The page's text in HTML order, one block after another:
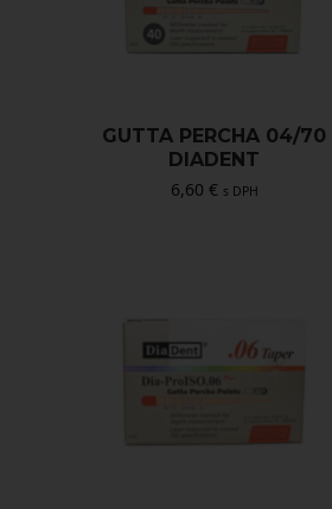
GUTTA PERCHA 04/70
DIADENT
6,60 € s DPH